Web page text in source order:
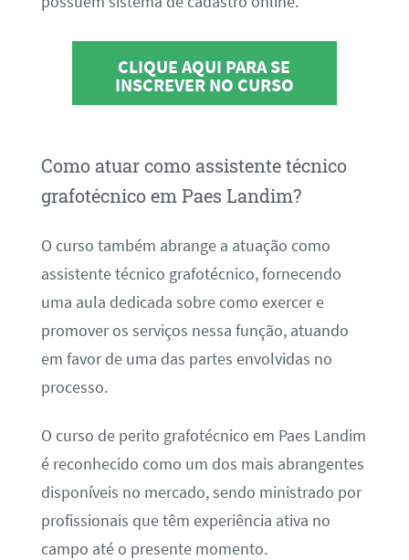
CLIQUE AQUI PARA SE
INSCREVER NO CURSO
Como atuar como assistente técnico
grafotécnico em Paes Landim?
O curso também abrange a atuação como
assistente técnico grafotécnico, fornecendo
uma aula dedicada sobre como exercer e
promover os serviços nessa função, atuando
em favor de uma das partes envolvidas no
processo.
O curso de perito grafotécnico em Paes Landim
é reconhecido como um dos mais abrangentes
disponíveis no mercado, sendo ministrado por
profissionais que têm experiência ativa no
campo até o presente momento.